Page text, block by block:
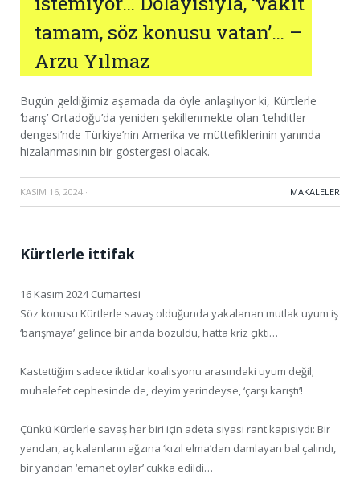
tamam, söz konusu vatan’… –
Arzu Yılmaz
Bugün geldiğimiz aşamada da öyle anlaşılıyor ki, Kürtlerle
‘barış’ Ortadoğu’da yeniden şekillenmekte olan ‘tehditler
dengesi’nde Türkiye’nin Amerika ve müttefiklerinin yanında
hizalanmasının bir göstergesi olacak.
KASIM 16, 2024 · MAKALELER
Kürtlerle ittifak
16 Kasım 2024 Cumartesi
Söz konusu Kürtlerle savaş olduğunda yakalanan mutlak uyum iş
‘barışmaya’ gelince bir anda bozuldu, hatta kriz çıktı…
Kastettiğim sadece iktidar koalisyonu arasındaki uyum değil;
muhalefet cephesinde de, deyim yerindeyse, ‘çarşı karıştı’!
Çünkü Kürtlerle savaş her biri için adeta siyasi rant kapısıydı: Bir
yandan, aç kalanların ağzına ‘kızıl elma’dan damlayan bal çalındı,
bir yandan ‘emanet oylar’ cukka edildi…